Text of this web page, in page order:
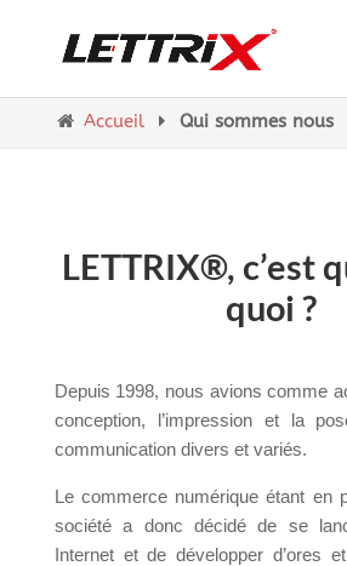
Accueil Qui sommes nous
LETTRIX®, c’est
quoi ?
Depuis 1998, nous avions comme
conception, l’impression et la
communication divers et variés.
Le commerce numérique étant en
société a donc décidé de se
Internet et de développer d’ores